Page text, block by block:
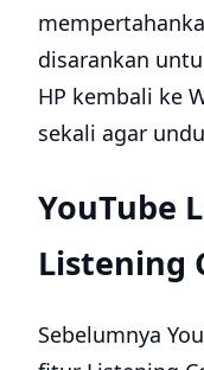
disarankan
HP kembali ke
sekali agar
YouTube
Listening
Sebelumnya